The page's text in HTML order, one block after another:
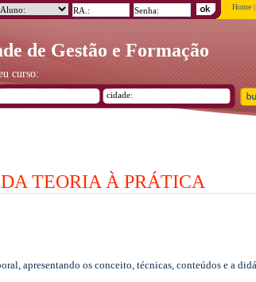
de Gestão e Formação
Home |
curso:
TEORIA À PRÁTICA
apresentando os conceito, técnicas, conteúdos e a